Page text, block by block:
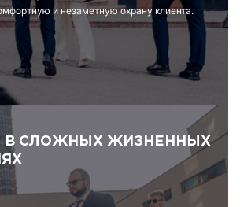
и незаметную охрану клиента.
СЛОЖНЫХ ЖИЗНЕННЫХ